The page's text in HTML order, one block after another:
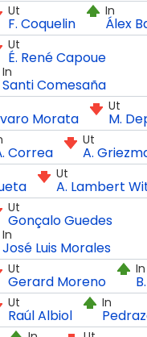
Ut
F. Coquelin
In
Álex
Ut
É. René Capoue
In
Santi Comesaña
Ut
M.
Morata
Ut
A.
Correa
Ut
A. Lambert
Ut
Gonçalo Guedes
In
José Luis Morales
Ut
Gerard Moreno
In
Ut
Raúl Albiol
In